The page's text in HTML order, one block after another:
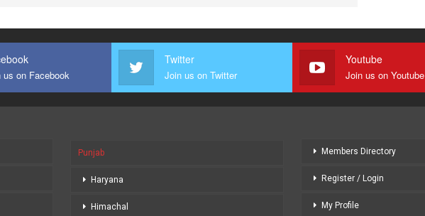
us on Facebook
Twitter
Join us on Twitter
Youtube
Join us on Youtube
Punjab
Haryana
Himachal
Members Directory
Register / Login
My Profile